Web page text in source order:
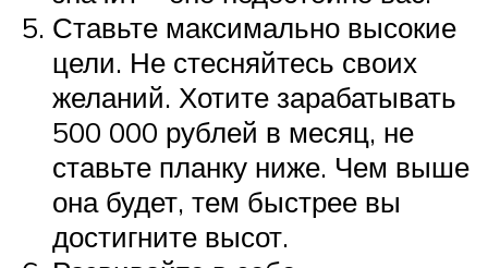
Ставьте максимально высокие
цели. Не стесняйтесь своих
желаний. Хотите зарабатывать
500 000 рублей в месяц, не
ставьте планку ниже. Чем выше
она будет, тем быстрее вы
достигните высот.